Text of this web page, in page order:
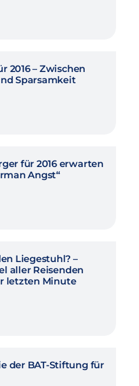
2016 – Zwischen
Sparsamkeit
für 2016 erwarten
Angst“
Liegestuhl? –
aller Reisenden
letzten Minute
der BAT-Stiftung für